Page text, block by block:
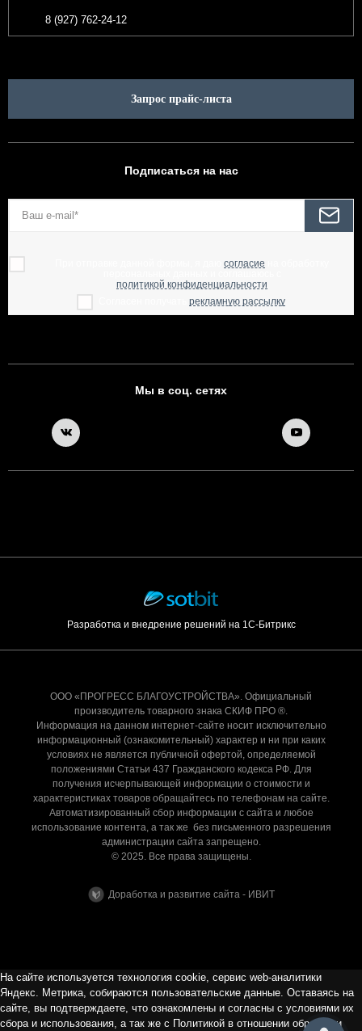
8 (927) 762-24-12
Запрос прайс-листа
Подписаться на нас
согласие
политикой конфиденциальности
рекламную рассылку
Мы в соц. сетях
Разработка и внедрение решений на 1С-Битрикс
ООО «ПРОГРЕСС БЛАГОУСТРОЙСТВА». Официальный
производитель товарного знака СКИФ ПРО ®.
Информация на данном интернет-сайте носит исключительно
информационный (ознакомительный) характер и ни при каких
условиях не является публичной офертой, определяемой
положениями Статьи 437 Гражданского кодекса РФ. Для
получения исчерпывающей информации о стоимости и
характеристиках товаров обращайтесь по телефонам на сайте.
Автоматизированный сбор информации с сайта и любое
использование контента, а так же без письменного разрешения
администрации сайта запрещено.
© 2025. Все права защищены.
Доработка и развитие сайта - ИВИТ
На сайте используется технология cookie, сервис web-аналитики
Яндекс. Метрика, собираются пользовательские данные. Оставаясь на
сайте, вы подтверждаете, что ознакомлены и согласны с условиями их
сбора и использования, а так же с Политикой в отношении обработки